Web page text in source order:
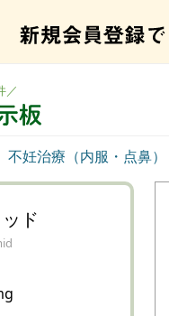
／
不妊治療（内服・点鼻）
ド